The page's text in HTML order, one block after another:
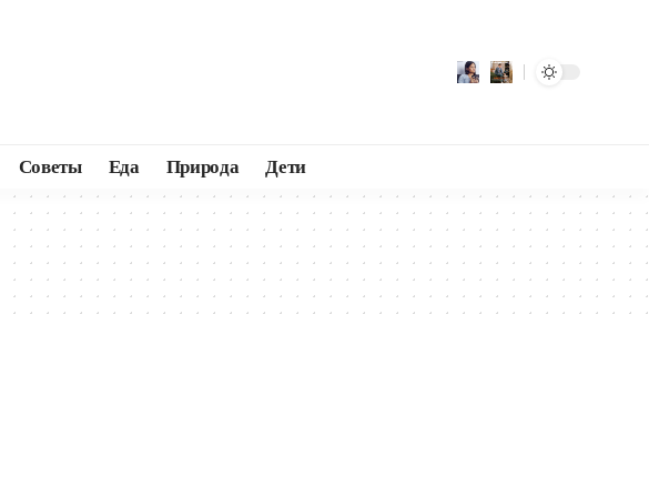
Советы Еда Природа Дети